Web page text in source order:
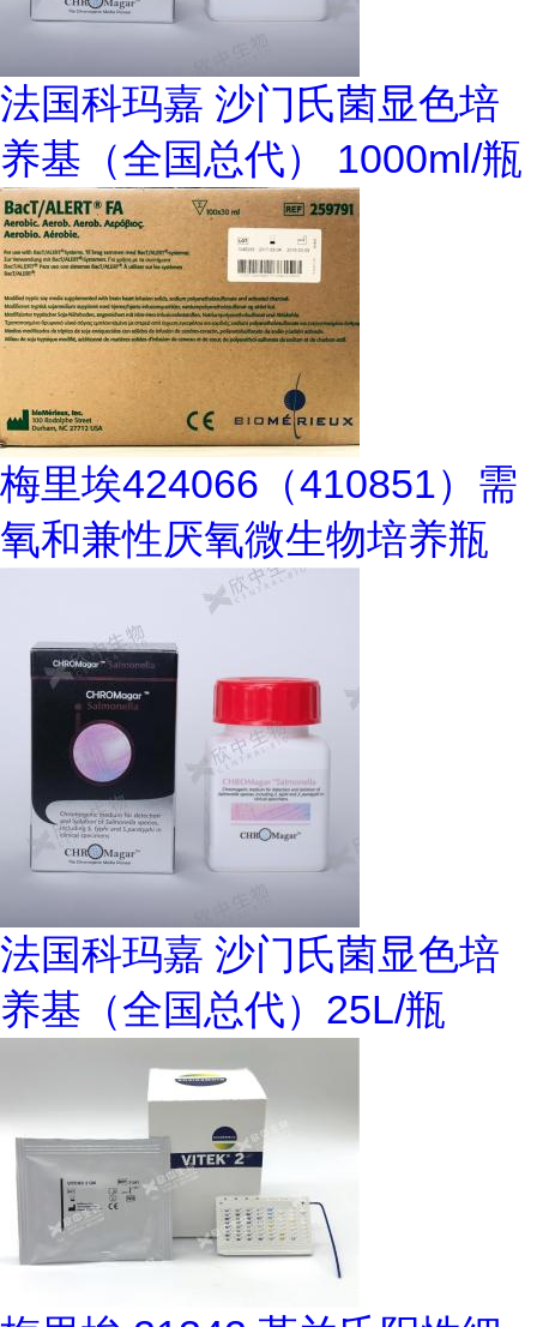
法国科玛嘉 沙门氏菌显色培
养基（全国总代） 1000ml/瓶
梅里埃424066（410851）需
氧和兼性厌氧微生物培养瓶
法国科玛嘉 沙门氏菌显色培
养基（全国总代）25L/瓶